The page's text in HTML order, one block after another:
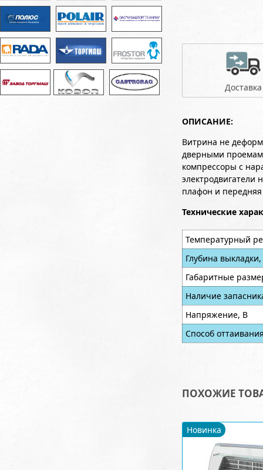
Доставка
ОПИСАНИЕ:
Витрина не
дверными
компрессоры с
плафон и
Технические
Температурный
Глубина
Габаритные
Наличие
Напряжение, В
Способ
ПОХОЖИЕ
Новинка